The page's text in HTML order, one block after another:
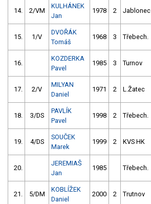
14. 2/VM
KULHÁNEK
Jan
1978 2 Jablonec
15. 1/V
DVOŘÁK
Tomáš
1968 3 Třebech.
16.
KOZDERKA
Pavel
1985 3 Turnov
17. 2/V
MILYAN
Daniel
1971 2 L.Žatec
18. 3/DS
PAVLÍK
Pavel
1998 2 Třebech.
19. 4/DS
SOUČEK
Marek
1999 2 KVS HK
20.
JEREMIAŠ
Jan
1985 Třebech.
21. 5/DM
KOBLÍŽEK
Daniel
2000 2 Trutnov